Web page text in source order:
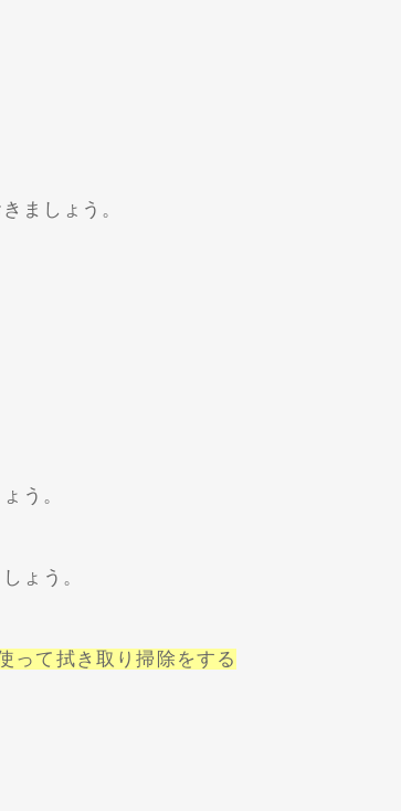
ましょう。
う。
ょう。
って拭き取り掃除をする